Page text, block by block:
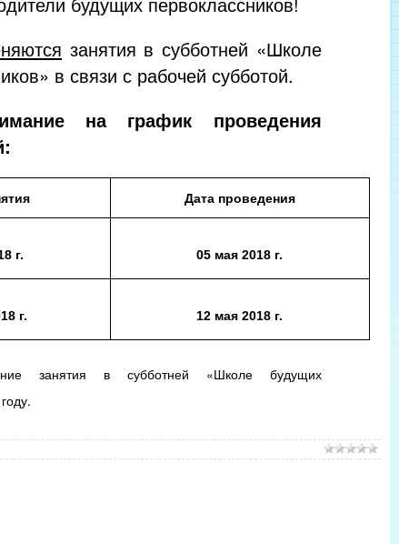
занятия в субботней «Школе
в связи с рабочей субботой.
на график проведения
:
Дата проведения
г. 05 мая2018 г.
г. 12 мая2018 г.
занятия в субботней «Школе будущих